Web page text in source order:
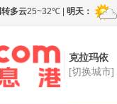
克拉玛依
[切换城市]